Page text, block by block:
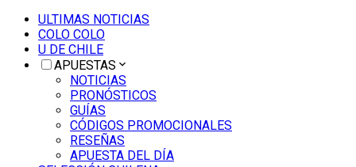
ULTIMAS NOTICIAS
COLO COLO
U DE CHILE
APUESTAS
NOTICIAS
PRONÓSTICOS
GUÍAS
CÓDIGOS PROMOCIONALES
RESEÑAS
APUESTA DEL DÍA